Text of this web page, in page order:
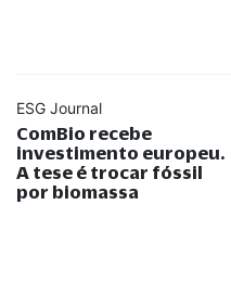
ESG Journal
ComBio recebe
investimento europeu.
A tese é trocar fóssil
por biomassa